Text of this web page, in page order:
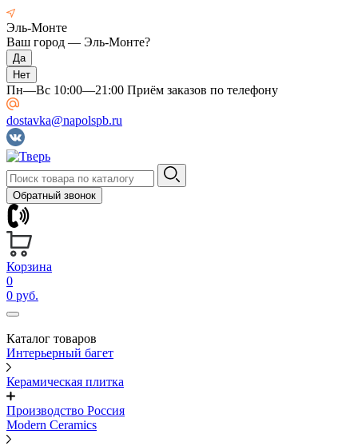
Эль-Монте
Ваш город — Эль-Монте?
Пн—Вс 10:00—21:00 Приём заказов по телефону
dostavka@napolspb.ru
Обратный звонок
Корзина
0
0 руб.
Каталог товаров
Интерьерный багет
Керамическая плитка
Производство Россия
Modern Ceramics